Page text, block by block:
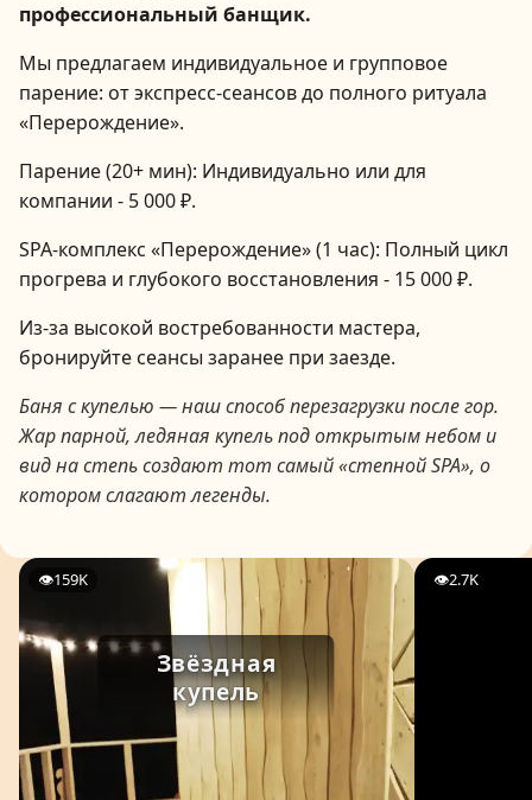
профессиональный банщик.
Мы предлагаем индивидуальное и групповое
парение: от экспресс-сеансов до полного ритуала
«Перерождение».
Парение (20+ мин): Индивидуально или для
компании - 5 000 ₽.
SPA-комплекс «Перерождение» (1 час): Полный цикл
прогрева и глубокого восстановления - 15 000 ₽.
Из-за высокой востребованности мастера,
бронируйте сеансы заранее при заезде.
Баня с купелью — наш способ перезагрузки после гор.
Жар парной, ледяная купель под открытым небом и
вид на степь создают тот самый «степной SPA», о
котором слагают легенды.
👁159K
Звёздная
купель
👁2.7K